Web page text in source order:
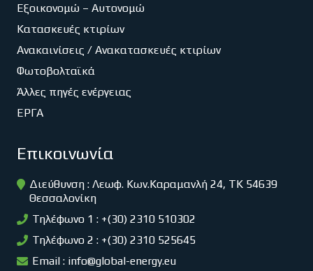
Εξοικονομώ – Αυτονομώ
Κατασκευές κτιρίων
Ανακαινίσεις / Ανακατασκευές κτιρίων
Φωτοβολταϊκά
Άλλες πηγές ενέργειας
ΕΡΓΑ
Επικοινωνία
Διεύθυνση : Λεωφ. Κων.Καραμανλή 24, ΤΚ 54639
Θεσσαλονίκη
Τηλέφωνο 1 : +(30) 2310 510302
Τηλέφωνο 2 : +(30) 2310 525645
Email : info@global-energy.eu